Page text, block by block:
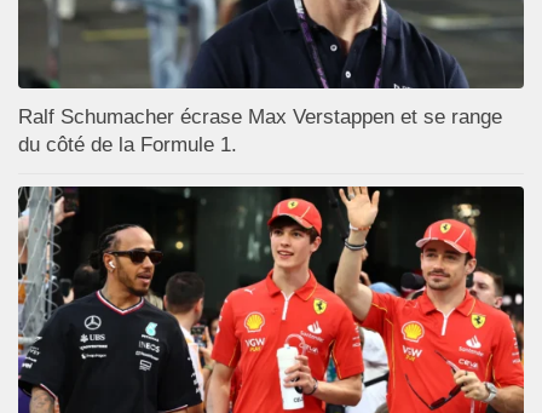
Ralf Schumacher écrase Max Verstappen et se range
du côté de la Formule 1.